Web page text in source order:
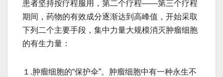
患者坚持按疗程服用，第二个疗程——第三个疗程
期间，药物的有效成分逐渐达到高峰值，开始采取
下列二个主要手段，集中力量大规模消灭肿瘤细胞
的有生力量：
１.肿瘤细胞的“保护伞”。肿瘤细胞中有一种永生不